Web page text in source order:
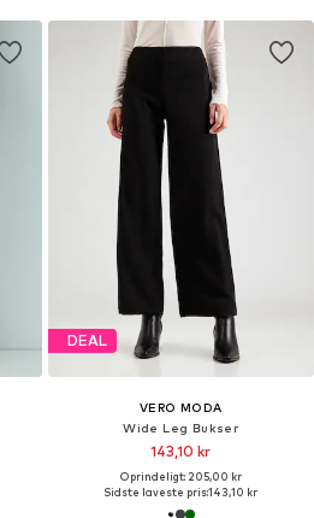
DEAL
VERO MODA
Wide Leg Bukser
143,10 kr
Oprindeligt: 205,00 kr
Sidste laveste pris:143,10 kr